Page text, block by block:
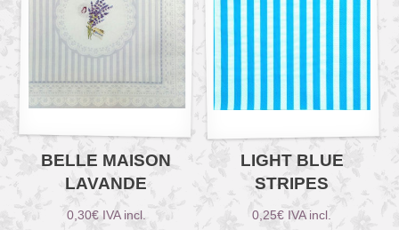
BELLE MAISON
LAVANDE
0,30€ IVA incl.
LIGHT BLUE
STRIPES
0,25€ IVA incl.